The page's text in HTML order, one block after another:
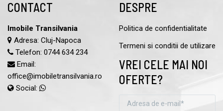
CONTACT
Imobile Transilvania
Adresa: Cluj-Napoca
Telefon: 0744 634 234
Email:
office@imobiletransilvania.ro
Social:
DESPRE
Politica de confidentialitate
Termeni si conditii de utilizare
VREI CELE MAI NOI
OFERTE?